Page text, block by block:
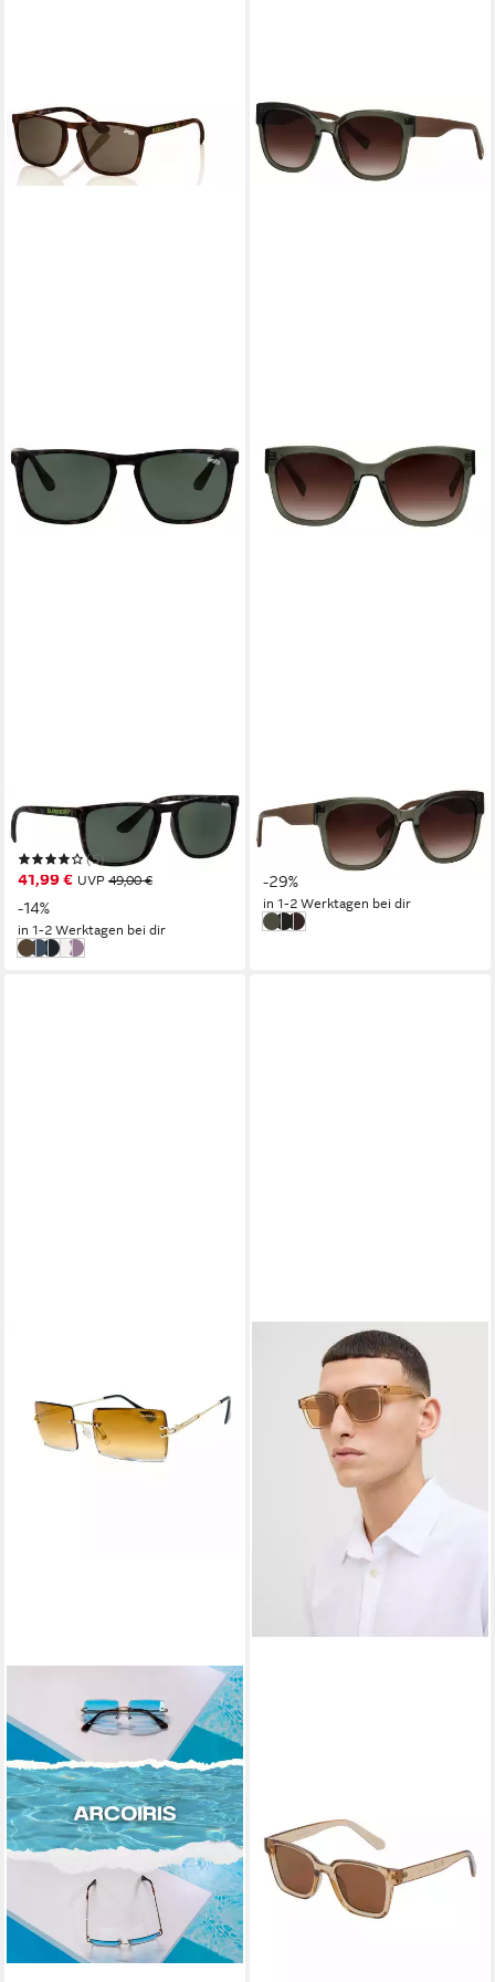
SUPERDRY
Sonnenbrille Modell 996059
(5)
41,99 € UVP 49,00 €
-14%
in 1-2 Werktagen bei dir
havanna
blauschwarz/blau
transparent
schwarz/lila
BRENDEL EYEWEAR
Sonnenbrille Modell 906203
UVP99,00 €
-29%
in 1-2 Werktagen bei dir
wohltuendes oliv transparent
raffiniertes schwarz
quirliges mahagoni